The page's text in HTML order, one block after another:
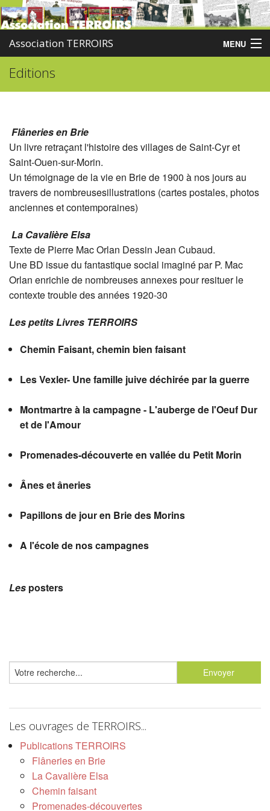
Association TERROIRS MENU
Accueil
Administration
Partenaires
Enquêtes
Contact
Boutique
Editions
Flâneries en Brie
Un livre retraçant l'histoire des villages de Saint-Cyr et
Saint-Ouen-sur-Morin.
Un témoignage de la vie en Brie de 1900 à nos jours au
travers de nombreusesillustrations (cartes postales, photos
anciennes et contemporaines)
La Cavalière Elsa
Texte de Pierre Mac Orlan Dessin Jean Cubaud.
Une BD issue du fantastique social imaginé par P. Mac
Orlan enrichie de nombreuses annexes pour resituer le
contexte trouble des années 1920-30
Les petits Livres TERROIRS
Chemin Faisant, chemin bien faisant
Les Vexler- Une famille juive déchirée par la guerre
Montmartre à la campagne - L'auberge de l'Oeuf Dur
et de l'Amour
Promenades-découverte en vallée du Petit Morin
Ânes et âneries
Papillons de jour en Brie des Morins
A l'école de nos campagnes
Les posters
Les ouvrages de TERROIRS...
Publications TERROIRS
Flâneries en Brie
La Cavalière Elsa
Chemin faisant
Promenades-découvertes